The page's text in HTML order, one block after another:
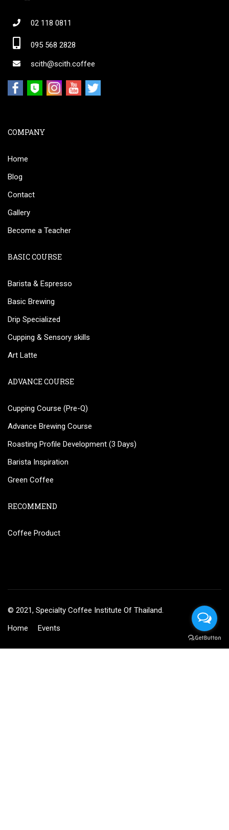
02 118 0811
095 568 2828
scith@scith.coffee
COMPANY
Home
Blog
Contact
Gallery
Become a Teacher
BASIC COURSE
Barista & Espresso
Basic Brewing
Drip Specialized
Cupping & Sensory skills
Art Latte
ADVANCE COURSE
Cupping Course (Pre-Q)
Advance Brewing Course
Roasting Profile Development (3 Days)
Barista Inspiration
Green Coffee
RECOMMEND
Coffee Product
© 2021, Specialty Coffee Institute Of Thailand.
Home
Events